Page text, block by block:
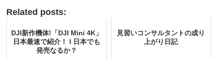
Related posts:
DJI新作機体!「DJI Mini 4K」
日本最速で紹介！ l 日本でも
発売なるか？
見習いコンサルタントの成り
上がり日記